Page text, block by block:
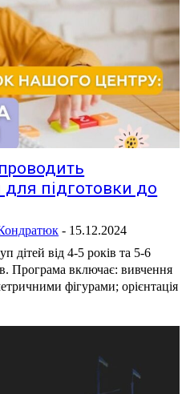
для підготовки до
- 15.12.2024
дітей від 4-5 років та 5-6